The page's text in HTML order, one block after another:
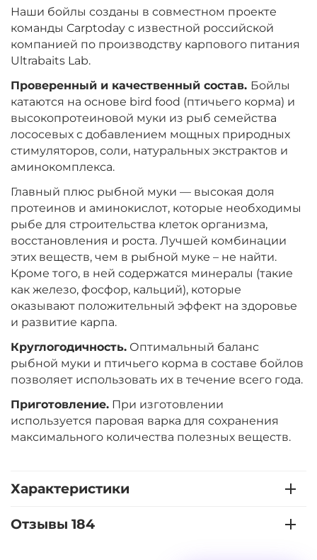
‍899‍ ₽‍1 058‍₽ +
−
Диаметр:
20 мм
Вкус:
Мульти Фрукт
‍899‍ ₽‍1 058‍₽ +
−
Вкус:
Ананас
‍899‍ ₽‍1 058‍₽ +
−
Диаметр:
Диаметр:
20 мм
Наши бойлы созданы в совместном проекте
команды Carptoday с известной российской
компанией по производству карпового питания
Ultrabaits Lab.
Проверенный и качественный состав. Бойлы
катаются на основе bird food (птичьего корма) и
высокопротеиновой муки из рыб семейства
лососевых с добавлением мощных природных
стимуляторов, соли, натуральных экстрактов и
аминокомплекса.
Главный плюс рыбной муки — высокая доля
протеинов и аминокислот, которые необходимы
рыбе для строительства клеток организма,
восстановления и роста. Лучшей комбинации
этих веществ, чем в рыбной муке – не найти.
Кроме того, в ней содержатся минералы (такие
как железо, фосфор, кальций), которые
оказывают положительный эффект на здоровье
и развитие карпа.
Круглогодичность. Оптимальный баланс
рыбной муки и птичьего корма в составе бойлов
позволяет использовать их в течение всего года.
Приготовление. При изготовлении
используется паровая варка для сохранения
максимального количества полезных веществ.
Характеристики
Отзывы 184